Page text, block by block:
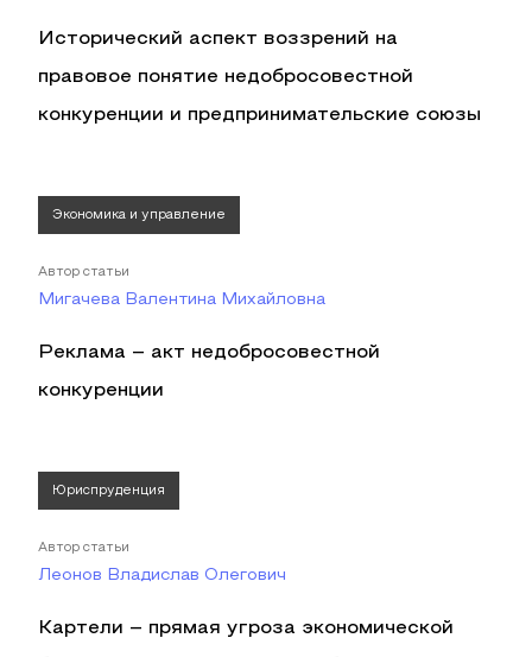
Исторический аспект воззрений на
правовое понятие недобросовестной
конкуренции и предпринимательские союзы
Экономика и управление
Автор статьи
Мигачева Валентина Михайловна
Реклама – акт недобросовестной
конкуренции
Юриспруденция
Автор статьи
Леонов Владислав Олегович
Картели – прямая угроза экономической